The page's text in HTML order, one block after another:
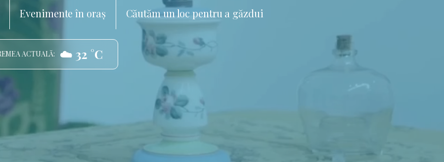
Evenimente în oraș Căutăm un loc pentru a găzdui
ACTUALĂ: ☁️ 32 °C